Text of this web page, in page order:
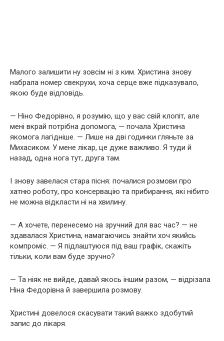
Малого залишити ну зовсім ні з ким. Христина знову
набрала номер свекрухи, хоча серце вже підказувало,
якою буде відповідь.
— Ніно Федорівно, я розумію, що у вас свій клопіт, але
мені вкрай потрібна допомога, — почала Христина
якомога лагідніше. — Лише на дві годинки гляньте за
Михасиком. У мене лікар, це дуже важливо. Я туди й
назад, одна нога тут, друга там.
І знову завелася стара пісня: почалися розмови про
хатню роботу, про консервацію та прибирання, які нібито
не можна відкласти ні на хвилину.
— А хочете, перенесемо на зручний для вас час? — не
здавалася Христина, намагаючись знайти хоч якийсь
компроміс. — Я підлаштуюся під ваш графік, скажіть
тільки, коли вам буде зручно?
— Та ніяк не вийде, давай якось іншим разом, — відрізала
Ніна Федорівна й завершила розмову.
Христині довелося скасувати такий важко здобутий
запис до лікаря.